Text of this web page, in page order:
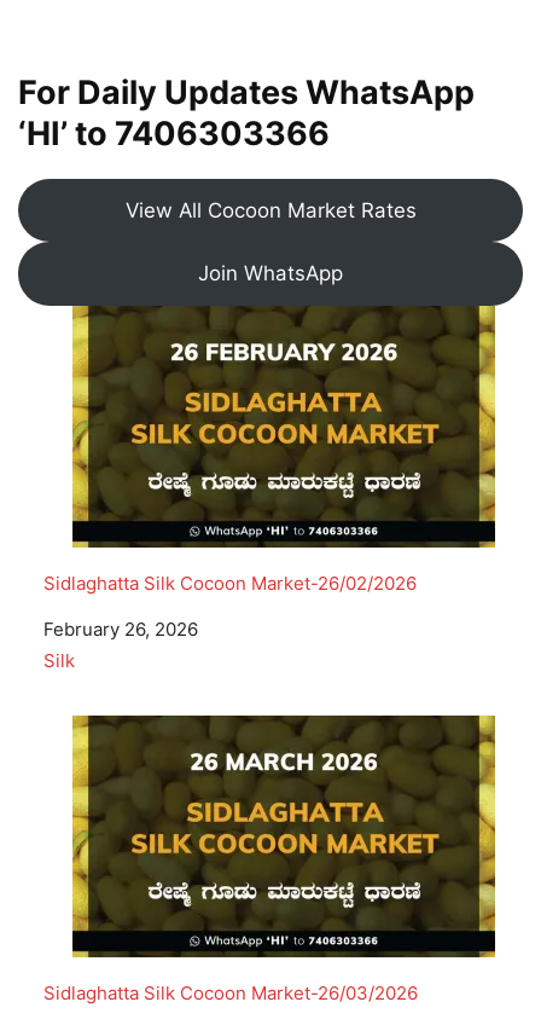
For Daily Updates WhatsApp
‘HI’ to 7406303366
View All Cocoon Market Rates
Join WhatsApp
Sidlaghatta Silk Cocoon Market-26/02/2026
Date
February 26, 2026
In relation to
Silk
Sidlaghatta Silk Cocoon Market-26/03/2026